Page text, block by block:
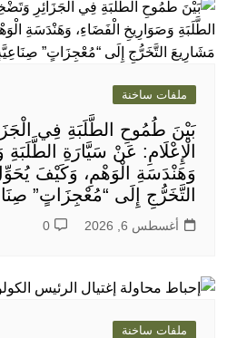
ملفات ساخنة
بَيْنَ طُمُوحِ الطَّلَبَةِ فِي
الْإِعْلَامِ: عَنْ سَيَّارَةِ
وَهَنْدَسَةِ الْوَهْمِ، وَكَيْفَ
التَّخَرُّجِ إِلَى “مُعْجِزَاتٍ”
أغسطس 6, 2026 0
ملفات ساخنة